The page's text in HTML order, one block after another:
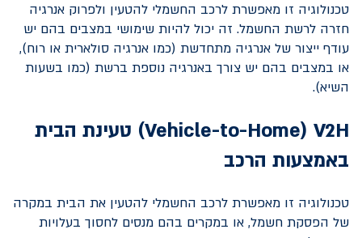
טכנולוגיה זו מאפשרת לרכב החשמלי להטעין ולפרוק אנרגיה
חזרה לרשת החשמל. זה יכול להיות שימושי במצבים בהם יש
עודף ייצור של אנרגיה מתחדשת (כמו אנרגיה סולארית או רוח),
או במצבים בהם יש צורך באנרגיה נוספת ברשת (כמו בשעות
השיא).
V2H
(
Vehicle-to-Home) טעינת הבית
באמצעות הרכב
טכנולוגיה זו מאפשרת לרכב החשמלי להטעין את הבית במקרה
של הפסקת חשמל, או במקרים בהם מנסים לחסוך בעלויות